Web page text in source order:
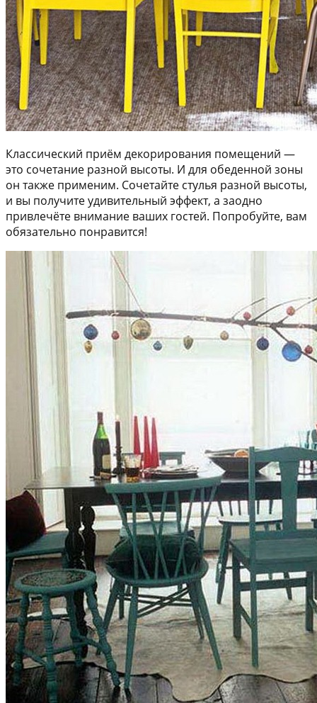
Классический приём декорирования помещений —
это сочетание разной высоты. И для обеденной зоны
он также применим. Сочетайте стулья разной высоты,
и вы получите удивительный эффект, а заодно
привлечёте внимание ваших гостей. Попробуйте, вам
обязательно понравится!